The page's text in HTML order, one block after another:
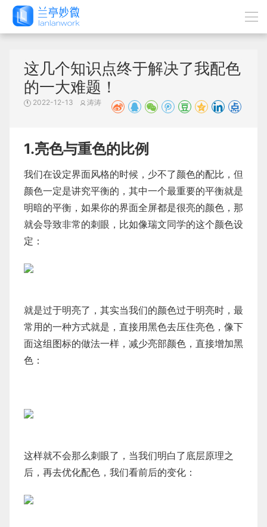
这几个知识点终于解决了我配色
的一大难题！
2022-12-13 涛涛
1.亮色与重色的比例
我们在设定界面风格的时候，少不了颜色的配比，但
颜色一定是讲究平衡的，其中一个最重要的平衡就是
明暗的平衡，如果你的界面全屏都是很亮的颜色，那
就会导致非常的刺眼，比如像瑞文同学的这个颜色设
定：
就是过于明亮了，其实当我们的颜色过于明亮时，最
常用的一种方式就是，直接用黑色去压住亮色，像下
面这组图标的做法一样，减少亮部颜色，直接增加黑
色：
这样就不会那么刺眼了，当我们明白了底层原理之
后，再去优化配色，我们看前后的变化：